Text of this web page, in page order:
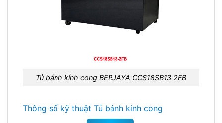
Tủ bánh kính cong BERJAYA CCS18SB13 2FB
Thông số kỹ thuật Tủ bánh kính cong